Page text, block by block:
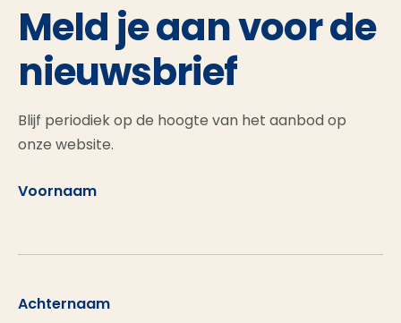
Meld je aan voor de
nieuwsbrief
Blijf periodiek op de hoogte van het aanbod op
onze website.
Voornaam
Achternaam